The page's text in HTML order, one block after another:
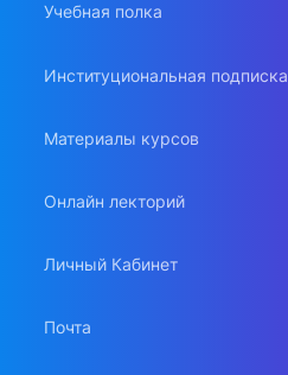
Учебная полка
Институциональная подписка
Материалы курсов
Онлайн лекторий
Личный Кабинет
Почта